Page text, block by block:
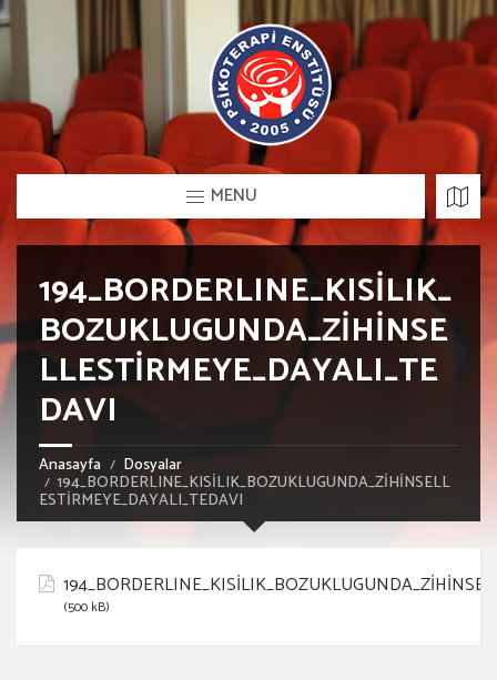
MENU
194_BORDERLINE_KISİLIK_
BOZUKLUGUNDA_ZİHİNSE
LLESTİRMEYE_DAYALI_TE
DAVI
Anasayfa Dosyalar
194_BORDERLINE_KISİLIK_BOZUKLUGUNDA_ZİHİNSELL
ESTİRMEYE_DAYALI_TEDAVI
(500 kB)